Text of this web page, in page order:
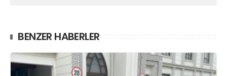
BENZER HABERLER